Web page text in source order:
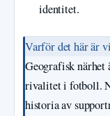
identitet.
Varför det här är
Geografisk närhet
rivalitet i fotboll.
historia av